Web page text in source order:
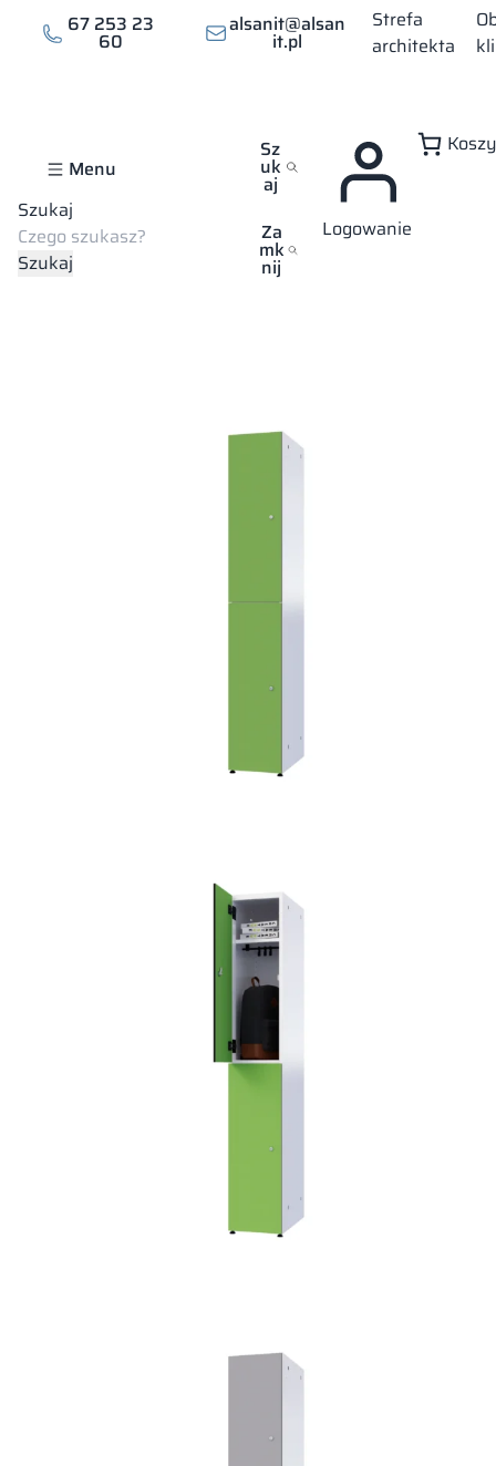
67 253 23
60
alsanit@alsan
it.pl
Strefa
architekta
Menu
Szukaj
Szukaj
Sz
uk
aj
Za
mk
nij
Logowanie
Strona główna Sklep Szafki ubraniowe Szafka metal z HPL
Szafka metal z HPL –